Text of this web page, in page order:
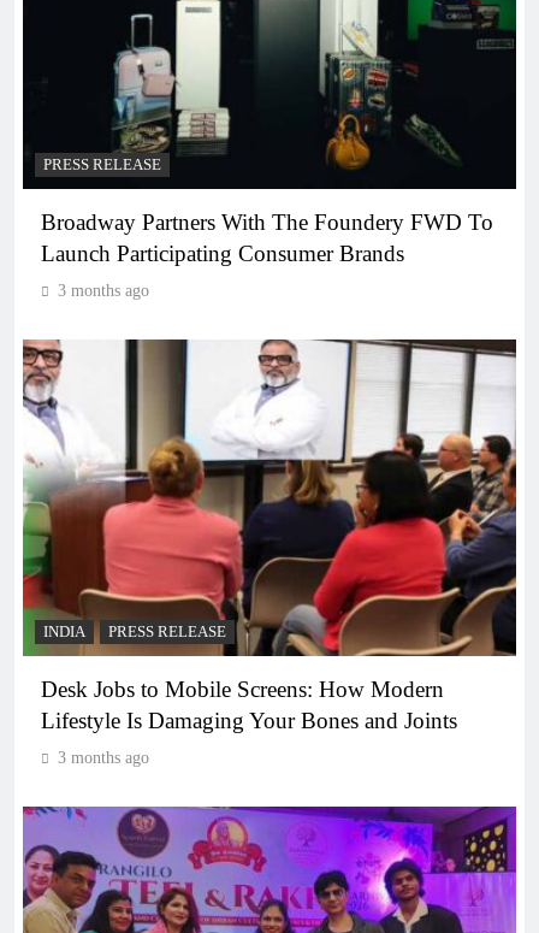
PRESS RELEASE
Broadway Partners With The Foundery FWD To
Launch Participating Consumer Brands
3 months ago
INDIA PRESS RELEASE
Desk Jobs to Mobile Screens: How Modern
Lifestyle Is Damaging Your Bones and Joints
3 months ago